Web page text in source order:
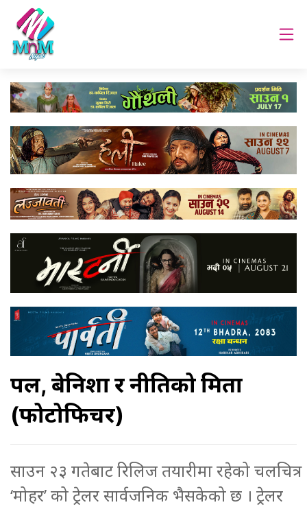
पल, बेनिशा र नीतिको मित्रता
(फोटोफिचर)
साउन २३ गतेबाट रिलिज तयारीमा रहेको चलचित्र
‘मोहर’ को ट्रेलर सार्वजनिक भैसकेको छ । ट्रेलर